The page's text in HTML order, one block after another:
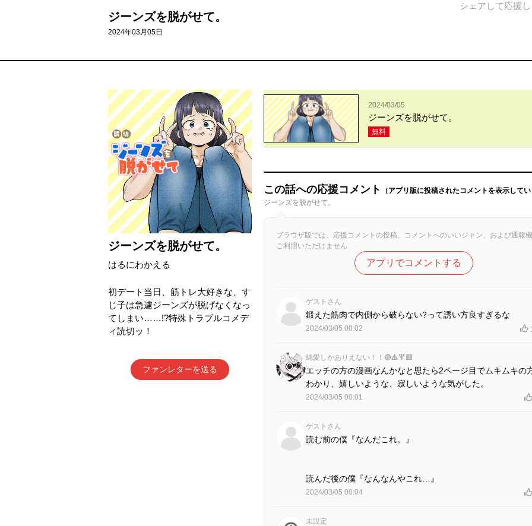
ジーンズを脱がせて。
2024年03月05日
シェアして応援し
ジーンズを脱がせて。
はるにわかえる
初デート当日、筋トレ大好きな、す
じ子は急遽ジーンズが脱げなくなっ
てしまい……!?特殊トラブルコメデ
ィ読切ッ！
ファンレターを送る
2024/03/05
ジーンズを脱がせて。
無料
この話への応援コメント
（アプリ版に投稿されたコメントを表示してい
ジーンズを脱がせて。
ブラウザ版では、応援コメントの投稿、コメントへのいいジャン、および通報
ご利用いただけません
アプリでコメントする
ゲストさん
鍛えた筋肉で内側から破らない?って誘い方良すぎるな
2024/03/05 00:02
純愛しかありえない！！🔴🔺🔻🟥
エッチの方の漫画なんかなと思たら2ページ目でムキムキの
わかり、嬉しいような、寂しいような気がした。
2024/03/05 00:01
ゲストさん
読む前の僕『なんだこれ。』
読んだ後の僕『なんなんやこれ…』
2024/03/05 00:04
未設定